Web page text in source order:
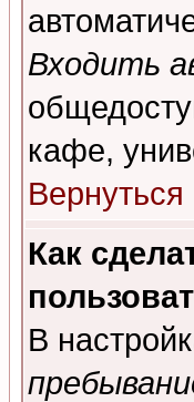
Входить
кафе,
Вернуться
Как
В